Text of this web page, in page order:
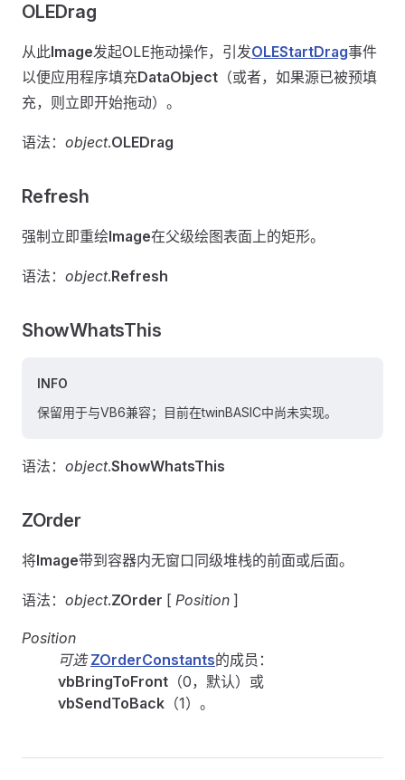
OLEDrag
从此Image发起OLE拖动操作，引发OLEStartDrag事件
以便应用程序填充DataObject （或者，如果源已被预填
充，则立即开始拖动）。
语法： object.OLEDrag
Refresh
强制立即重绘Image在父级绘图表面上的矩形。
语法： object.Refresh
ShowWhatsThis
INFO
保留用于与VB6兼容；目前在twinBASIC中尚未实现。
语法： object.ShowWhatsThis
ZOrder
将Image带到容器内无窗口同级堆栈的前面或后面。
语法： object.ZOrder [ Position ]
Position
可选 ZOrderConstants的成员：
vbBringToFront （0，默认）或
vbSendToBack （1）。